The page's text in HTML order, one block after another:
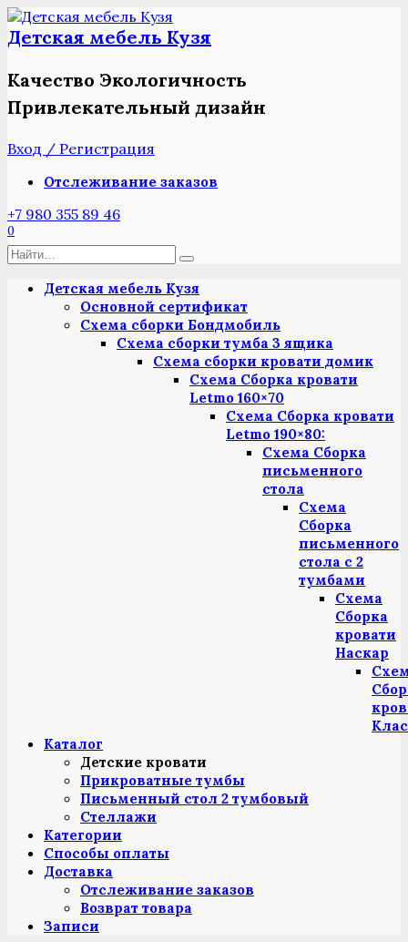
Перейти
к
содержанию
Детская мебель Кузя
Качество Экологичность
Привлекательный дизайн
Вход / Регистрация
Отслеживание заказов
+7 980 355 89 46
0
Search
Детская мебель Кузя
Основной сертификат
Схема сборки Бондмобиль
Схема сборки тумба 3 ящика
Схема сборки кровати домик
Схема Сборка кровати
Letmo 160×70
Схема Сборка кровати
Letmo 190×80:
Схема Сборка
письменного
стола
Схема
Сборка
письменного
стола с 2
тумбами
Схема
Сборка
кровати
Наскар
Каталог
Детские кровати
Прикроватные тумбы
Письменный стол 2 тумбовый
Стеллажи
Категории
Способы оплаты
Доставка
Отслеживание заказов
Возврат товара
Записи